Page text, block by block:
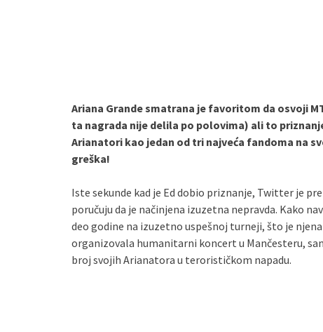
Ariana Grande smatrana je favoritom da osvoji
ta nagrada nije delila po polovima) ali to
Arianatori kao jedan od tri najveća fandoma na
greška!
Iste sekunde kad je Ed dobio priznanje, Twitter je
poručuju da je načinjena izuzetna nepravda. Kako
deo godine na izuzetno uspešnoj turneji, što je
organizovala humanitarni koncert u Mančesteru,
broj svojih Arianatora u terorističkom napadu.